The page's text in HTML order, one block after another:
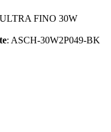
FINO 30W
: ASCH-30W2P049-BK